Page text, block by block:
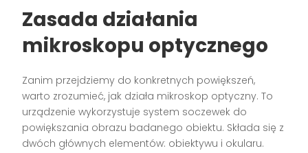
Zasada działania
mikroskopu optycznego
Zanim przejdziemy do konkretnych powiększeń,
warto zrozumieć, jak działa mikroskop optyczny. To
urządzenie wykorzystuje system soczewek do
powiększania obrazu badanego obiektu. Składa się z
dwóch głównych elementów: obiektywu i okularu.